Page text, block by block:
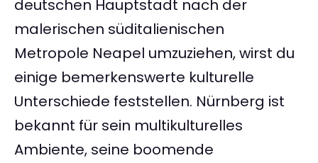
deutschen Hauptstadt nach der
malerischen süditalienischen
Metropole Neapel umzuziehen, wirst du
einige bemerkenswerte kulturelle
Unterschiede feststellen. Nürnberg ist
bekannt für sein multikulturelles
Ambiente, seine boomende